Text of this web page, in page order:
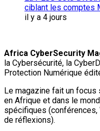
ciblant les comptes
il y a 4 jours
Africa CyberSecurity
la Cybersécurité, la
Protection Numérique
Le magazine fait un focus
en Afrique et dans le
spécifiques (conférences,
de réflexions).